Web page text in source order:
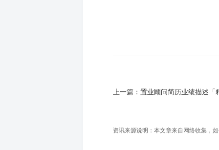
上一篇： 置业顾问简历业绩描述「
资讯来源说明：本文章来自网络收集，